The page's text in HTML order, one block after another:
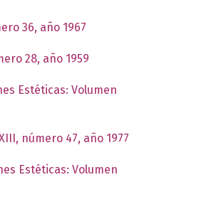
36, año 1967
28, año 1959
Estéticas: Volumen
número 47, año 1977
Estéticas: Volumen